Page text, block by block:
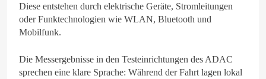
Diese entstehen durch elektrische Geräte, Stromleitungen
oder Funktechnologien wie WLAN, Bluetooth und
Mobilfunk.
Die Messergebnisse in den Testeinrichtungen des ADAC
sprechen eine klare Sprache: Während der Fahrt lagen lokal